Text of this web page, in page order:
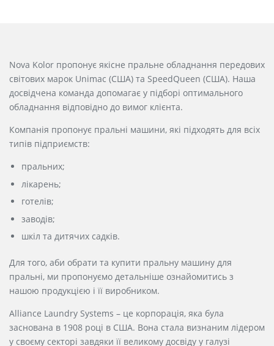
Nova Kolor пропонує якісне пральне обладнання передових
світових марок Unimac (США) та SpeedQueen (США). Наша
досвідчена команда допомагає у підборі оптимального
обладнання відповідно до вимог клієнта.
Компанія пропонує пральні машини, які підходять для всіх
типів підприємств:
пральних;
лікарень;
готелів;
заводів;
шкіл та дитячих садків.
Для того, аби обрати та купити пральну машину для
пральні, ми пропонуємо детальніше ознайомитись з
нашою продукцією і її виробником.
Alliance Laundry Systems – це корпорація, яка була
заснована в 1908 році в США. Вона стала визнаним лідером
у своєму секторі завдяки її великому досвіду у галузі